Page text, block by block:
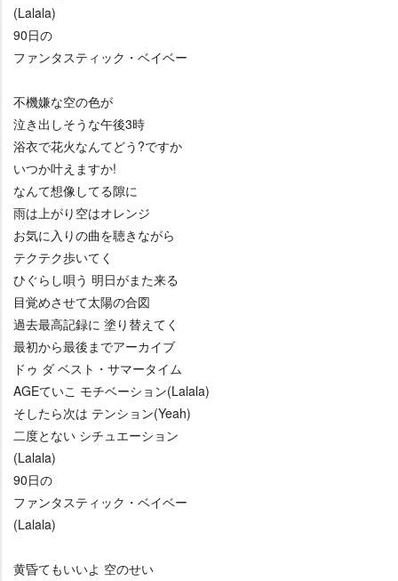
(Lalala)
90日の
ファンタスティック・ベイベー
不機嫌な空の色が
泣き出しそうな午後3時
浴衣で花火なんてどう?ですか
いつか叶えますか!
なんて想像してる隙に
雨は上がり空はオレンジ
お気に入りの曲を聴きながら
テクテク歩いてく
ひぐらし唄う 明日がまた来る
目覚めさせて太陽の合図
過去最高記録に 塗り替えてく
最初から最後までアーカイブ
ドゥ ダ ベスト・サマータイム
AGEていこ モチベーション(Lalala)
そしたら次は テンション(Yeah)
二度とない シチュエーション
(Lalala)
90日の
ファンタスティック・ベイベー
(Lalala)
黄昏てもいいよ 空のせい